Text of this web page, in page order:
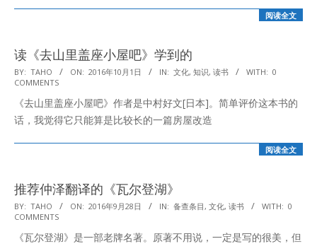
阅读全文
读《去山里盖座小屋吧》学到的
2016-
10-
01
BY: TAHO ON: 2016年10月1日 IN: 文化, 知识, 读书 WITH: 0
COMMENTS
《去山里盖座小屋吧》作者是中村好文[日本]。简单评价这本书的
话，我觉得它只能算是比较长的一篇房屋改造
阅读全文
推荐仲泽翻译的《瓦尔登湖》
2016-
09-
28
BY: TAHO ON: 2016年9月28日 IN: 备查条目 , 文化, 读书 WITH: 0
COMMENTS
《瓦尔登湖》是一部老牌名著。原著不用说，一定是写的很美，但